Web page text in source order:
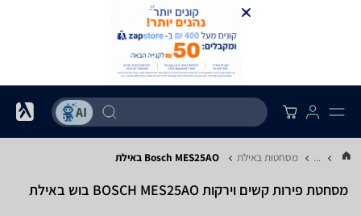
... מסחטות באילת Bosch MES25AO באילת
מסחטת ‏פירות קשים וירקות BOSCH MES25AO בוש באילת